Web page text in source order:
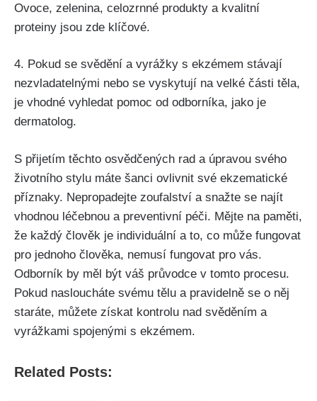
Ovoce, zelenina,⁤ celozrnné⁣ produkty a kvalitní
proteiny jsou zde klíčové.
4. Pokud se⁣ svědění a vyrážky s ⁤ekzémem stávají
nezvladatelnými nebo ⁤se⁢ vyskytují na velké části těla,
je vhodné vyhledat pomoc od odborníka, jako je
dermatolog.
S přijetím těchto ‍osvědčených​ rad a úpravou svého
⁢životního stylu máte šanci ovlivnit své ekzematické
příznaky. Nepropadejte zoufalství a snažte se najít
vhodnou léčebnou a preventivní péči. Mějte na paměti,
že každý člověk ⁢je individuální a to,⁣ co může fungovat
pro jednoho člověka, nemusí fungovat pro vás.
Odborník by měl být váš průvodce v tomto procesu.
Pokud nasloucháte svému tělu a pravidelně se o něj
staráte, můžete získat kontrolu nad svěděním ‍a
vyrážkami spojenými s ekzémem.
Related Posts: